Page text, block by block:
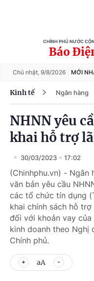
CHÍNH PHỦ NƯỚC
Báo
Chủ nhật, 9/8/2026 MỚI
Kinh tế Ngân hàng
NHNN yêu
khai hỗ trợ
30/03/2023 17:02
(Chinhphu.vn) - Ngân
văn bản yêu cầu
các tổ chức tín dụng
khai chính sách hỗ
đối với khoản vay
kinh doanh theo Nghị
Chính phủ.
aA